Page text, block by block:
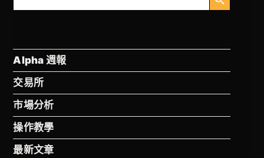
Alpha 週報
交易所
市場分析
操作教學
最新文章